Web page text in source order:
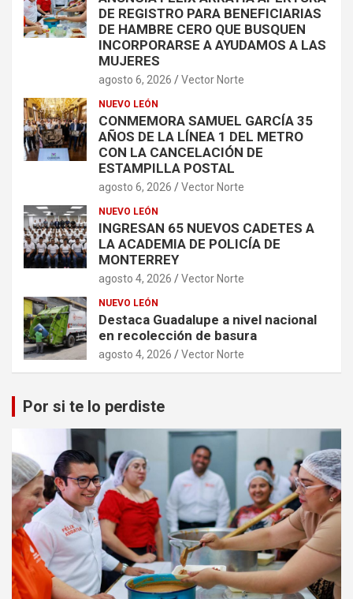
DE REGISTRO PARA BENEFICIARIAS
DE HAMBRE CERO QUE BUSQUEN
INCORPORARSE A AYUDAMOS A LAS
MUJERES
agosto 6, 2026 Vector Norte
NUEVO LEÓN
CONMEMORA SAMUEL GARCÍA 35
AÑOS DE LA LÍNEA 1 DEL METRO
CON LA CANCELACIÓN DE
ESTAMPILLA POSTAL
agosto 6, 2026 Vector Norte
NUEVO LEÓN
INGRESAN 65 NUEVOS CADETES A
LA ACADEMIA DE POLICÍA DE
MONTERREY
agosto 4, 2026 Vector Norte
NUEVO LEÓN
Destaca Guadalupe a nivel nacional
en recolección de basura
agosto 4, 2026 Vector Norte
Por si te lo perdiste